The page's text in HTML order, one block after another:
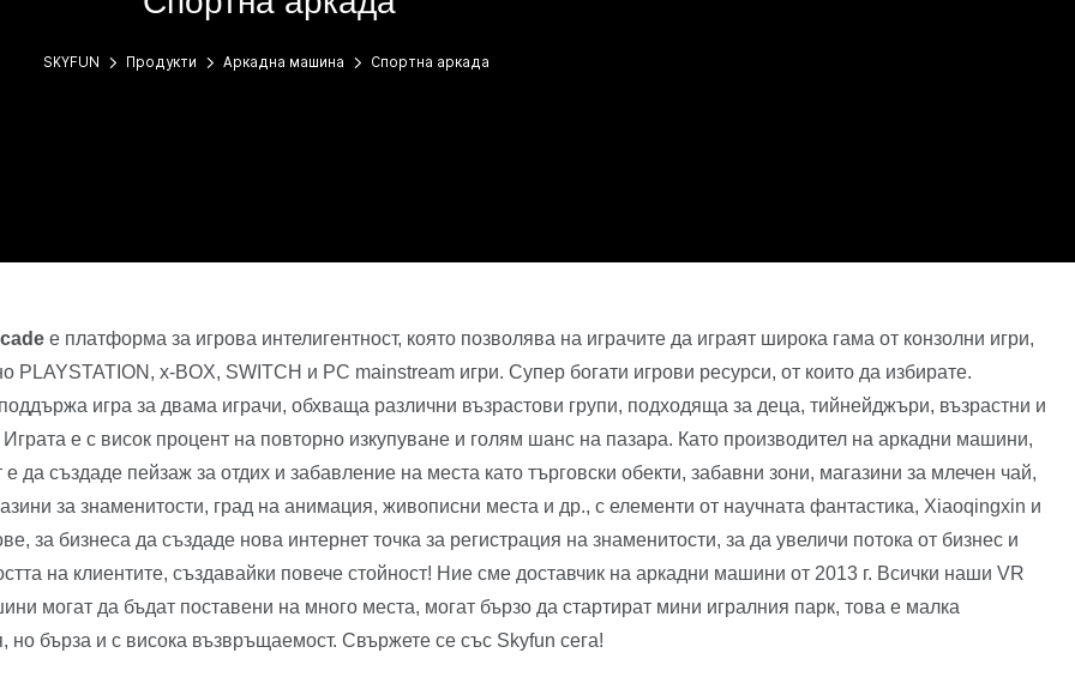
SKYFUN Продукти Аркадна машина Спортна аркада
е платформа за игрова интелигентност, която позволява на играчите да играят широка гама от конзолни игри,
PLAYSTATION, x-BOX, SWITCH и PC mainstream игри. Супер богати игрови ресурси, от които да избирате.
игра за двама играчи, обхваща различни възрастови групи, подходяща за деца, тийнейджъри, възрастни и
е с висок процент на повторно изкупуване и голям шанс на пазара. Като производител на аркадни машини,
е да създаде пейзаж за отдих и забавление на места като търговски обекти, забавни зони, магазини за млечен чай,
за знаменитости, град на анимация, живописни места и др., с елементи от научната фантастика, Xiaoqingxin и
за бизнеса да създаде нова интернет точка за регистрация на знаменитости, за да увеличи потока от бизнес и
на клиентите, създавайки повече стойност! Ние сме доставчик на аркадни машини от 2013 г. Всички наши VR
могат да бъдат поставени на много места, могат бързо да стартират мини игралния парк, това е малка
но бърза и с висока възвръщаемост. Свържете се със Skyfun сега!